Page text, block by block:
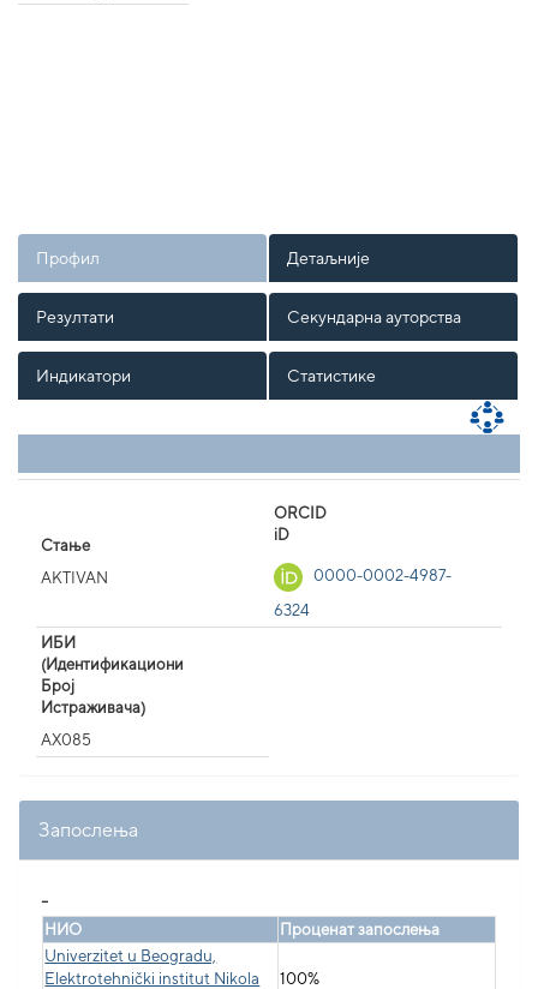
Профил Детаљније
Резултати Секундарна ауторства
Индикатори Статистике
Стање
AKTIVAN
ORCID
iD
0000-0002-4987-
6324
ИБИ
(Идентификациони
Број
Истраживача)
AX085
Запослења
НИО
Проценат запослења
Univerzitet u Beogradu,
Elektrotehnički institut Nikola
100%